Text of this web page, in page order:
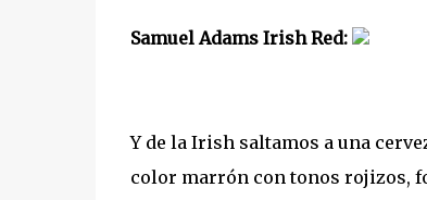
Samuel Adams Irish Red:
Y de la Irish saltamos a una
color marrón con tonos rojizos,